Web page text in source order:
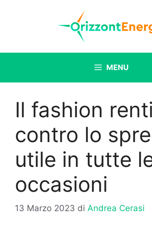
MENU
Il fashion
contro lo
utile in tutte
occasioni
13 Marzo 2023 di Andrea Cerasi